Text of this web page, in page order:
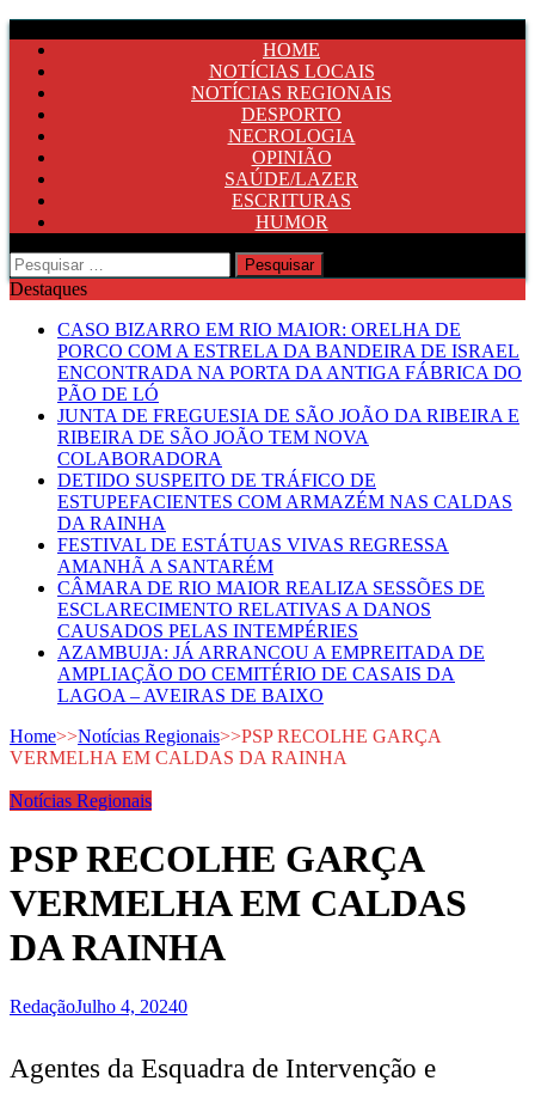
HOME
NOTÍCIAS LOCAIS
NOTÍCIAS REGIONAIS
DESPORTO
NECROLOGIA
OPINIÃO
SAÚDE/LAZER
ESCRITURAS
HUMOR
Pesquisar
por:
Destaques
CASO BIZARRO EM RIO MAIOR: ORELHA DE
PORCO COM A ESTRELA DA BANDEIRA DE ISRAEL
ENCONTRADA NA PORTA DA ANTIGA FÁBRICA DO
PÃO DE LÓ
JUNTA DE FREGUESIA DE SÃO JOÃO DA RIBEIRA E
RIBEIRA DE SÃO JOÃO TEM NOVA
COLABORADORA
DETIDO SUSPEITO DE TRÁFICO DE
ESTUPEFACIENTES COM ARMAZÉM NAS CALDAS
DA RAINHA
FESTIVAL DE ESTÁTUAS VIVAS REGRESSA
AMANHÃ A SANTARÉM
CÂMARA DE RIO MAIOR REALIZA SESSÕES DE
ESCLARECIMENTO RELATIVAS A DANOS
CAUSADOS PELAS INTEMPÉRIES
AZAMBUJA: JÁ ARRANCOU A EMPREITADA DE
AMPLIAÇÃO DO CEMITÉRIO DE CASAIS DA
LAGOA – AVEIRAS DE BAIXO
Home>>Notícias Regionais>>PSP RECOLHE GARÇA
VERMELHA EM CALDAS DA RAINHA
Notícias Regionais
PSP RECOLHE GARÇA
VERMELHA EM CALDAS
DA RAINHA
RedaçãoJulho 4, 20240
Agentes da Esquadra de Intervenção e